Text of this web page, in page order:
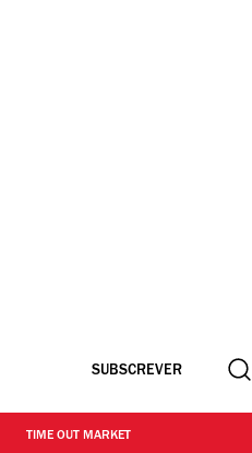
SUBSCREVER
TIME OUT MARKET